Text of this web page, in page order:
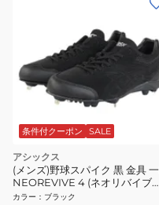
条件付クーポン SALE
アシックス
(メンズ)野球スパイク 黒 金具
NEOREVIVE 4 (ネオリバイブ
4)1123A022.001 ブラック
カラー ： ブラック